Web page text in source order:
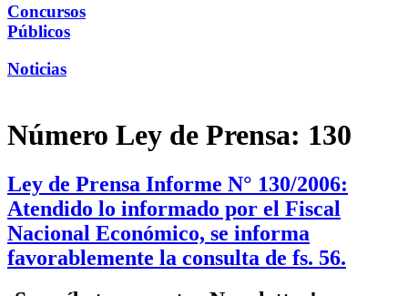
Concursos
Públicos
Noticias
Número Ley de Prensa: 130
Ley de Prensa Informe N° 130/2006:
Atendido lo informado por el Fiscal
Nacional Económico, se informa
favorablemente la consulta de fs. 56.